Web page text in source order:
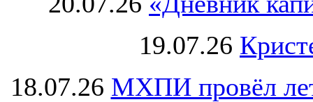
19.07.26
18.07.26 МХПИ провёл